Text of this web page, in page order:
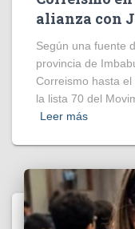
alianza con
Según una fuente
provincia de
Correismo hasta
la lista 70 del
Leer más